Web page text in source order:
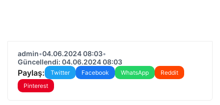
admin•04.06.2024 08:03•
Güncellendi: 04.06.2024 08:03
Paylaş: Twitter Facebook WhatsApp
Reddit
Pinterest